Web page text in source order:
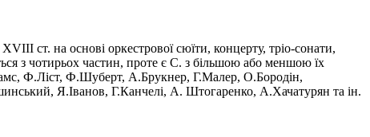
ст. на основі оркестрової сюїти, концерту, тріо-сонати,
з чотирьох частин, проте є С. з більшою або меншою їх
Ф.Ліст, Ф.Шуберт, А.Брукнер, Г.Малер, О.Бородін,
Я.Іванов, Г.Канчелі, А. Штогаренко, А.Хачатурян та ін.